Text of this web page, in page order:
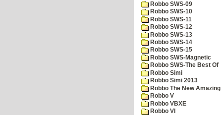
Robbo SWS-09
Robbo SWS-10
Robbo SWS-11
Robbo SWS-12
Robbo SWS-13
Robbo SWS-14
Robbo SWS-15
Robbo SWS-Magnetic
Robbo SWS-The Best Of
Robbo Simi
Robbo Simi 2013
Robbo The New
Robbo V
Robbo VBXE
Robbo VI